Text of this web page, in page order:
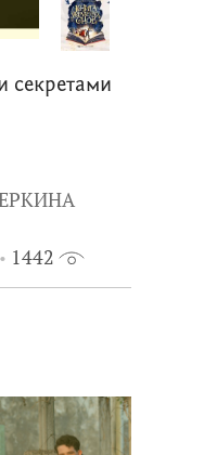
ему по
эксперт ее
или не писать
нескольких
Тогда мы
мир.
секретами
1442